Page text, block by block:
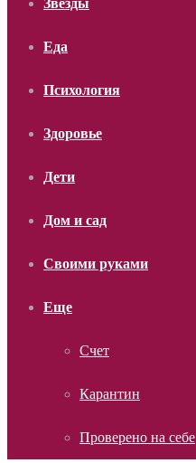
Звёзды
Еда
Психология
Здоровье
Дети
Дом и сад
Своими руками
Еще
Счет
Карантин
Проверено на себе